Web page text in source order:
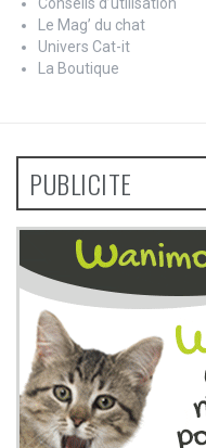
Le Mag’ du chat
Univers Cat-it
La Boutique
PUBLICITE